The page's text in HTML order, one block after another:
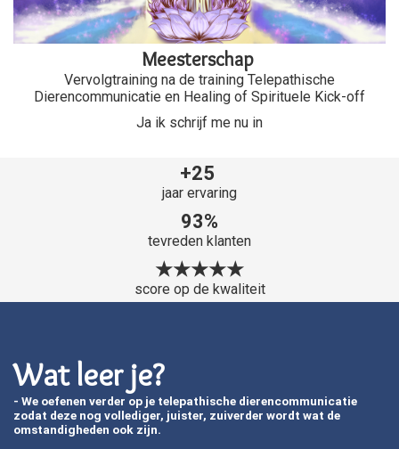
Meesterschap
Vervolgtraining na de training Telepathische
Dierencommunicatie en Healing of Spirituele Kick-off
Ja ik schrijf me nu in
+25
jaar ervaring
93%
tevreden klanten
★★★★★
score op de kwaliteit
Wat leer je?
- We oefenen verder op je telepathische dierencommunicatie
zodat deze nog vollediger, juister, zuiverder wordt wat de
omstandigheden ook zijn.